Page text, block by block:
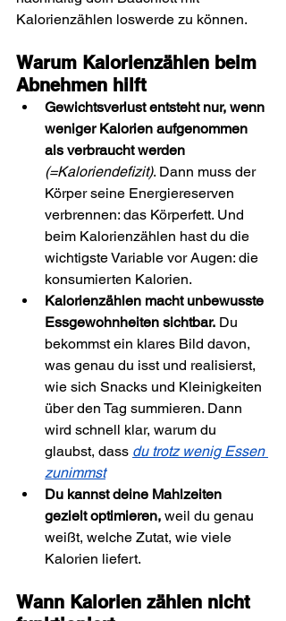
Kalorienzählen loswerde zu können.
Warum Kalorienzählen beim
Abnehmen hilft
Gewichtsverlust entsteht nur, wenn
weniger Kalorien aufgenommen
als verbraucht werden
(=Kaloriendefizit). Dann muss der
Körper seine Energiereserven
verbrennen: das Körperfett. Und
beim Kalorienzählen hast du die
wichtigste Variable vor Augen: die
konsumierten Kalorien.
Kalorienzählen macht unbewusste
Essgewohnheiten sichtbar. Du
bekommst ein klares Bild davon,
was genau du isst und realisierst,
wie sich Snacks und Kleinigkeiten
über den Tag summieren. Dann
wird schnell klar, warum du
glaubst, dass du trotz wenig Essen
zunimmst
Du kannst deine Mahlzeiten
gezielt optimieren, weil du genau
weißt, welche Zutat, wie viele
Kalorien liefert.
Wann Kalorien zählen nicht